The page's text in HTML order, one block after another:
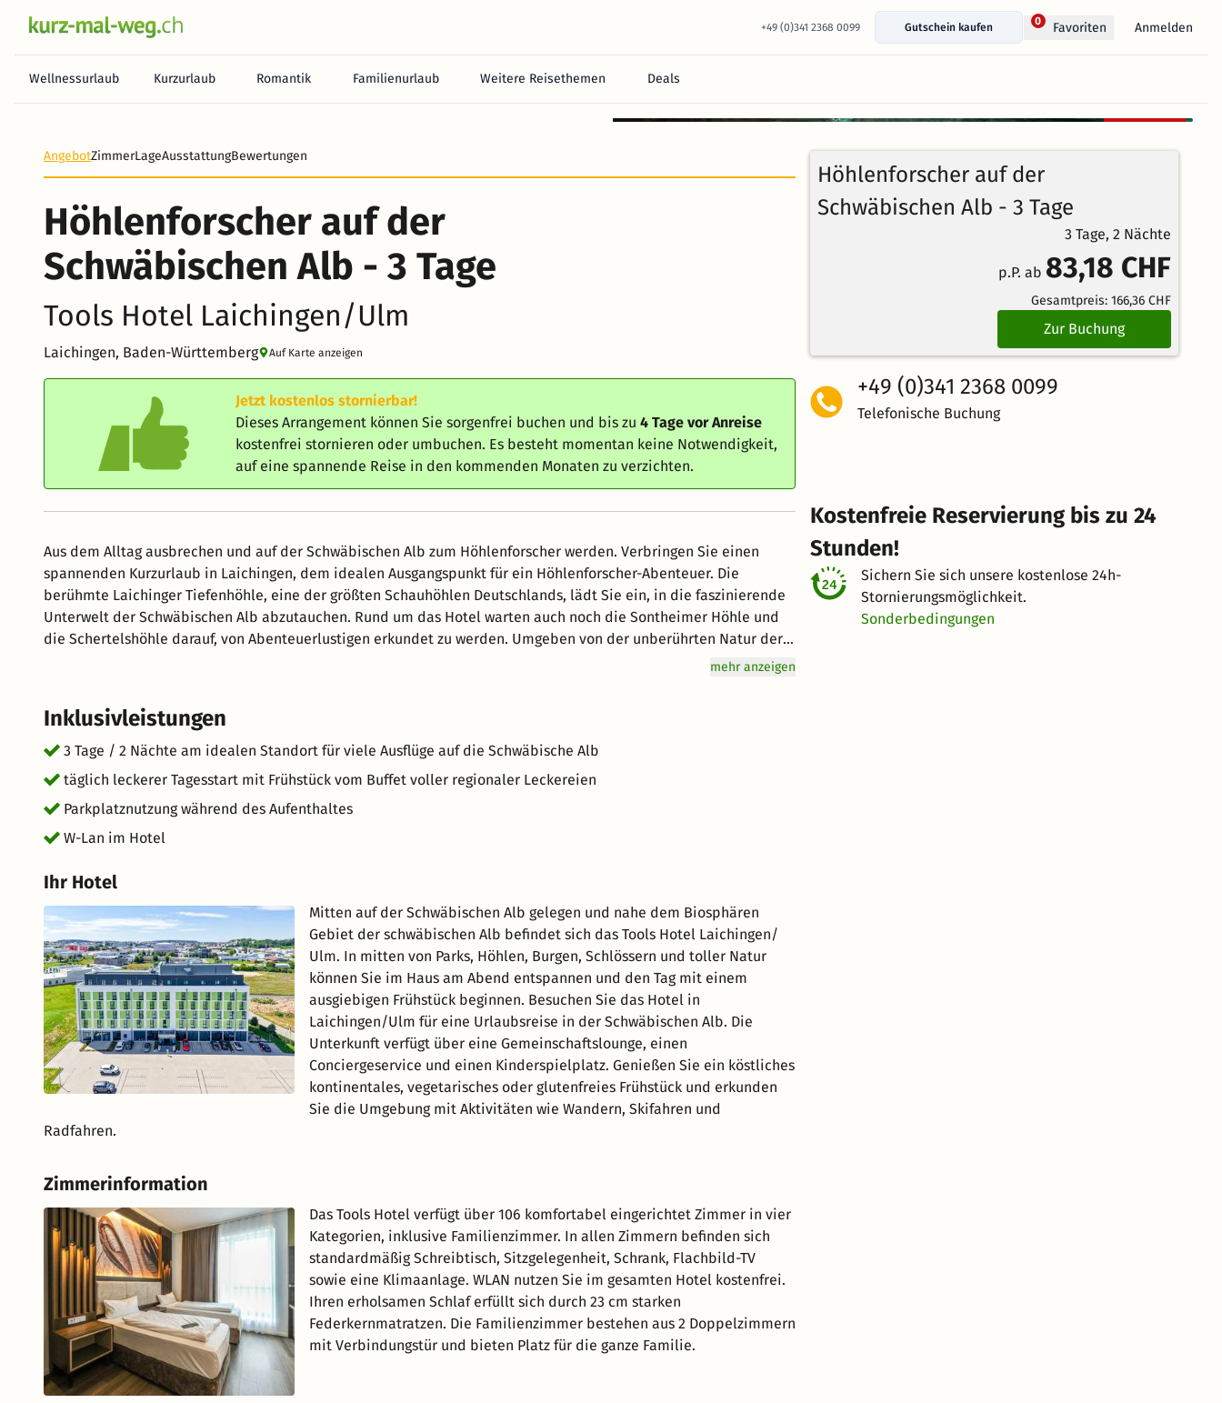
+49 (0)341 2368 0099 Gutschein kaufen
0 Favoriten Anmelden
Wellnessurlaub Kurzurlaub Romantik Familienurlaub Weitere Reisethemen Deals
Heute noch keine Zahlung erforderlich! Zahlen Sie bequem im Hotel. 97%
Weiterempfehlung
Bewertungen
Brillant
stornierbar
AngebotZimmerLageAusstattungBewertungen
Höhlenforscher auf der
Schwäbischen Alb - 3 Tage
Tools Hotel Laichingen/Ulm
Laichingen, Baden-Württemberg Auf Karte anzeigen
Jetzt kostenlos stornierbar!
Dieses Arrangement können Sie sorgenfrei buchen und bis zu4 Tage vor Anreise
kostenfrei stornieren oder umbuchen. Es besteht momentan keine Notwendigkeit,
auf eine spannende Reise in den kommenden Monaten zu verzichten.
Aus dem Alltag ausbrechen und auf der Schwäbischen Alb zum Höhlenforscher werden. Verbringen Sie einen
spannenden Kurzurlaub in Laichingen, dem idealen Ausgangspunkt für ein Höhlenforscher-Abenteuer. Die
berühmte Laichinger Tiefenhöhle, eine der größten Schauhöhlen Deutschlands, lädt Sie ein, in die faszinierende
Unterwelt der Schwäbischen Alb abzutauchen. Rund um das Hotel warten auch noch die Sontheimer Höhle und
die Schertelshöhle darauf, von Abenteuerlustigen erkundet zu werden. Umgeben von der unberührten Natur der
Region, können Sie danach auf malerischen Wanderwegen oder mit dem Fahrrad weitere Entdeckungen in der
mehr anzeigen
Inklusivleistungen
3 Tage / 2 Nächte am idealen Standort für viele Ausflüge auf die Schwäbische Alb
täglich leckerer Tagesstart mit Frühstück vom Buffet voller regionaler Leckereien
Parkplatznutzung während des Aufenthaltes
W-Lan im Hotel
Ihr Hotel
Mitten auf der Schwäbischen Alb gelegen und nahe dem Biosphären
Gebiet der schwäbischen Alb befindet sich das Tools Hotel Laichingen/
Ulm. In mitten von Parks, Höhlen, Burgen, Schlössern und toller Natur
können Sie im Haus am Abend entspannen und den Tag mit einem
ausgiebigen Frühstück beginnen. Besuchen Sie das Hotel in
Laichingen/Ulm für eine Urlaubsreise in der Schwäbischen Alb. Die
Unterkunft verfügt über eine Gemeinschaftslounge, einen
Conciergeservice und einen Kinderspielplatz. Genießen Sie ein köstliches
kontinentales, vegetarisches oder glutenfreies Frühstück und erkunden
Sie die Umgebung mit Aktivitäten wie Wandern, Skifahren und
Radfahren.
Zimmerinformation
Das Tools Hotel verfügt über 106 komfortabel eingerichtet Zimmer in vier
Kategorien, inklusive Familienzimmer. In allen Zimmern befinden sich
standardmäßig Schreibtisch, Sitzgelegenheit, Schrank, Flachbild-TV
sowie eine Klimaanlage. WLAN nutzen Sie im gesamten Hotel kostenfrei.
Ihren erholsamen Schlaf erfüllt sich durch 23 cm starken
Federkernmatratzen. Die Familienzimmer bestehen aus 2 Doppelzimmern
mit Verbindungstür und bieten Platz für die ganze Familie.
Höhlenforscher auf der
Schwäbischen Alb - 3 Tage
3 Tage, 2 Nächte
p.P. ab 83,18 CHF
Gesamtpreis: 166,36 CHF
Zur Buchung
+49 (0)341 2368 0099
Telefonische Buchung
Kostenfreie Reservierung bis zu 24
Stunden!
Sichern Sie sich unsere kostenlose 24h-
Stornierungsmöglichkeit.
Sonderbedingungen